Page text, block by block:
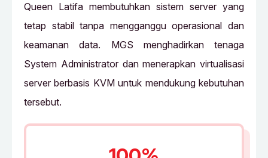
Queen Latifa membutuhkan sistem server yang
tetap stabil tanpa mengganggu operasional dan
keamanan data. MGS menghadirkan tenaga
System Administrator dan menerapkan virtualisasi
server berbasis KVM untuk mendukung kebutuhan
tersebut.